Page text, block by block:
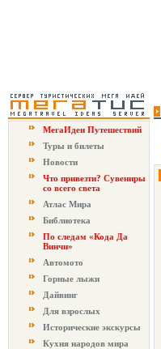
МегаИдеи Путешествий
Туры и билеты
Новости
Что привезти? Сувениры
со всего света
Атлас Мира
Библиотека
По следам «Кода Да
Винчи»
Автомото
Горные лыжи
Дайвинг
Для взрослых
Исторические экскурсы
Кухня народов мира